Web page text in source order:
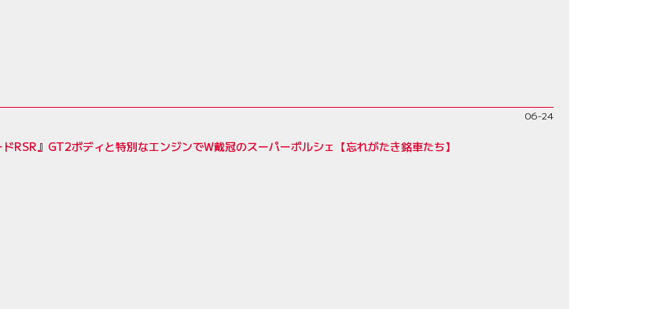
06-24
ドRSR』GT2ボディと特別なエンジンでW戴冠のスーパーポルシェ【忘れがたき銘車たち】